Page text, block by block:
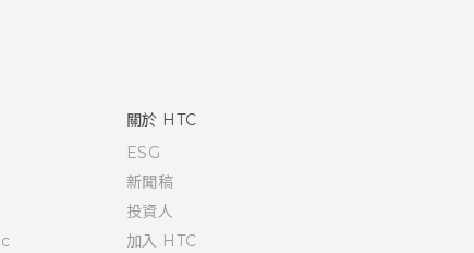
關於 HTC
ESG
新聞稿
投資人
加入 HTC